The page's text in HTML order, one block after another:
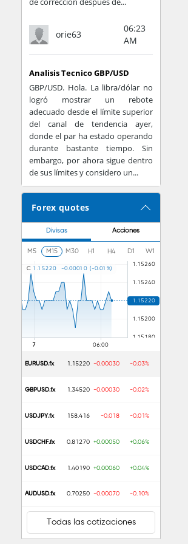
orie63
06:23
AM
Analisis Tecnico GBP/USD
GBP/USD. Hola. La libra/dólar no
logró mostrar un rebote
adecuado desde el límite superior
del canal de tendencia ayer,
donde el par ha estado operando
durante bastante tiempo. Sin
embargo, por ahora sigue dentro
de sus límites y considero un...
Forex quotes
Divisas Acciones
M5 M15 M30 H1 H4 D1 W1
C 1 .1 5220 -0.0001 0 (-0.01 %)
EURUSD.fx 1.15220 -0.00030 -0.03%
GBPUSD.fx 1.34520 -0.00030 -0.02%
USDJPY.fx 158.416 -0.018 -0.01%
USDCHF.fx 0.81270 +0.00050 +0.06%
USDCAD.fx 1.40190 +0.00060 +0.04%
AUDUSD.fx 0.70250 -0.00070 -0.10%
Todas las cotizaciones